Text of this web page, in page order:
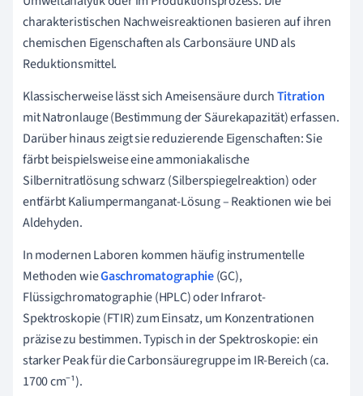
charakteristischen Nachweisreaktionen basieren auf ihren
chemischen Eigenschaften als Carbonsäure UND als
Reduktionsmittel.
Klassischerweise lässt sich Ameisensäure durchTitration
mit Natronlauge (Bestimmung der Säurekapazität) erfassen.
Darüber hinaus zeigt sie reduzierende Eigenschaften: Sie
färbt beispielsweise eine ammoniakalische
Silbernitratlösung schwarz (Silberspiegelreaktion) oder
entfärbt Kaliumpermanganat-Lösung – Reaktionen wie bei
Aldehyden.
In modernen Laboren kommen häufig instrumentelle
Methoden wieGaschromatographie(GC),
Flüssigchromatographie (HPLC) oder Infrarot-
Spektroskopie (FTIR) zum Einsatz, um Konzentrationen
präzise zu bestimmen. Typisch in der Spektroskopie: ein
starker Peak für die Carbonsäuregruppe im IR-Bereich (ca.
1700 cm⁻¹).